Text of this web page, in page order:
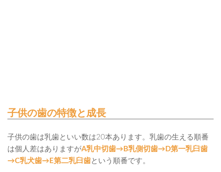
子供の歯の特徴と成長
子供の歯は乳歯といい数は20本あります。乳歯の生える順番
は個人差はありますがA乳中切歯→B乳側切歯→D第一乳臼歯
→C乳犬歯→E第二乳臼歯という順番です。